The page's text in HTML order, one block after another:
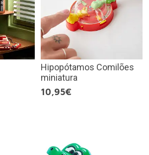
Hipopótamos Comilões
miniatura
10,95€